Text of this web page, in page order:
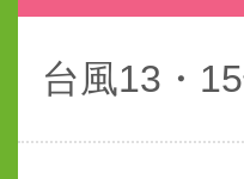
台風13・